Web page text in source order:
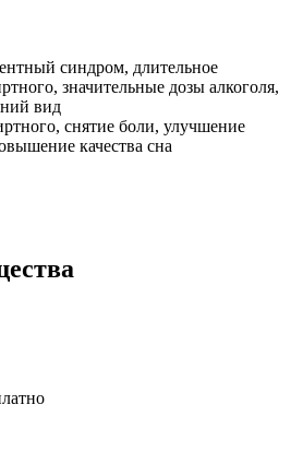
синдром, длительное
значительные дозы алкоголя,
вид
снятие боли, улучшение
качества сна